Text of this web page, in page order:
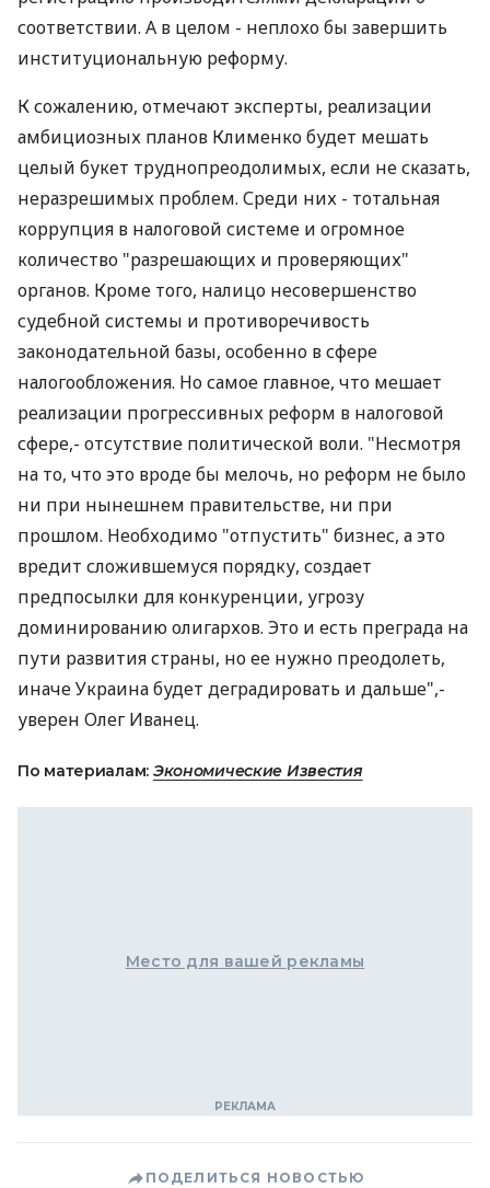
соответствии. А в целом - неплохо бы завершить
институциональную реформу.
К сожалению, отмечают эксперты, реализации
амбициозных планов Клименко будет мешать
целый букет труднопреодолимых, если не сказать,
неразрешимых проблем. Среди них - тотальная
коррупция в налоговой системе и огромное
количество "разрешающих и проверяющих"
органов. Кроме того, налицо несовершенство
судебной системы и противоречивость
законодательной базы, особенно в сфере
налогообложения. Но самое главное, что мешает
реализации прогрессивных реформ в налоговой
сфере,- отсутствие политической воли. "Несмотря
на то, что это вроде бы мелочь, но реформ не было
ни при нынешнем правительстве, ни при
прошлом. Необходимо "отпустить" бизнес, а это
вредит сложившемуся порядку, создает
предпосылки для конкуренции, угрозу
доминированию олигархов. Это и есть преграда на
пути развития страны, но ее нужно преодолеть,
иначе Украина будет деградировать и дальше",-
уверен Олег Иванец.
По материалам: Экономические Известия
Место для вашей рекламы
ПОДЕЛИТЬСЯ НОВОСТЬЮ